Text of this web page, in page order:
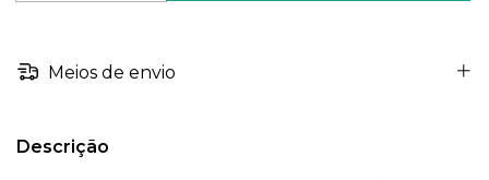
Meios de envio
Descrição